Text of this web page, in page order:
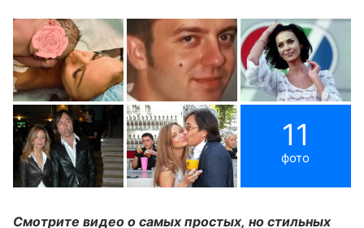
11
фото
Смотрите видео о самых простых, но стильных